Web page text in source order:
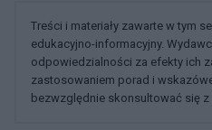
Treści i materiały zawarte w tym
edukacyjno-informacyjny.
odpowiedzialności za efekty ich
zastosowaniem porad i
bezwzględnie skonsultować się z